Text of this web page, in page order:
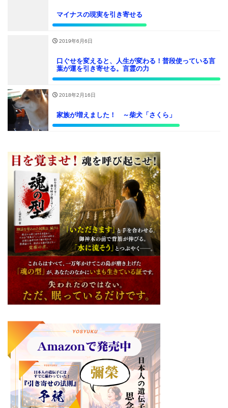
マイナスの現実を引き寄せる
2019年6月6日
口ぐせを変えると、人生が変わる！普段使っている言
葉が運を引き寄せる。言霊の力
2018年2月16日
家族が増えました！ ～柴犬「さくら」